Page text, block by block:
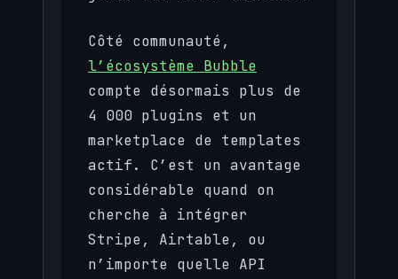
Côté communauté,
l’écosystème Bubble
compte désormais plus de
4 000 plugins et un
marketplace de templates
actif. C’est un avantage
considérable quand on
cherche à intégrer
Stripe, Airtable, ou
n’importe quelle API